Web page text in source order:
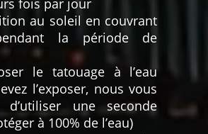
fois par jour
au soleil en couvrant
la période de
le tatouage à l’eau
l’exposer, nous vous
d’utiliser une seconde
à 100% de l’eau)